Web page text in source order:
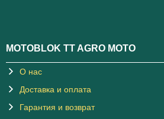
MOTOBLOK TT AGRO MOTO
О нас
Доставка и оплата
Гарантия и возврат